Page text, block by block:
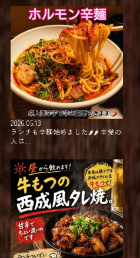
2026.05.13
ランチも辛麺始めました🌶🌶⁡ ⁡辛党の
人は…